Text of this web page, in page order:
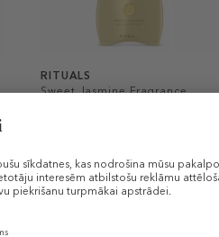
RITUALS
Sweet Jasmine Fragrance
50,99 €
450 ml (0,11 € / 1 ml)